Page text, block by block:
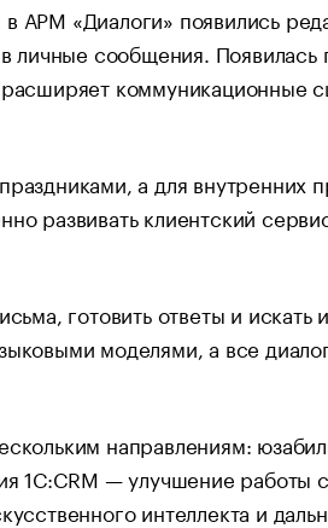
АРМ «Диалоги» появились
личные сообщения.
коммуникационные
а для внутренних
развивать клиентский
готовить ответы и
моделями, а все
направлениям:
1С:CRM — улучшение работы
интеллекта и